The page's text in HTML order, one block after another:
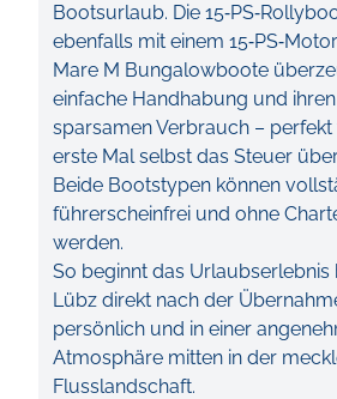
Bootsurlaub. Die
ebenfalls mit einem
Mare M Bungalowboote
einfache Handhabung und
sparsamen Verbrauch –
erste Mal selbst das Steuer
Beide Bootstypen können
führerscheinfrei und ohne
werden.
So beginnt das Urlaubserlebnis
Lübz direkt nach der
persönlich und in einer
Atmosphäre mitten in der
Flusslandschaft.